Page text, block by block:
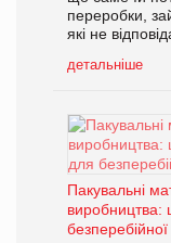
переробки,
які не
детальніше
Пакувальні
виробництва: